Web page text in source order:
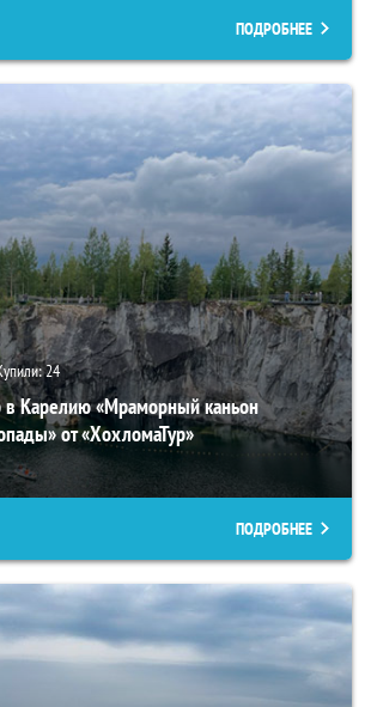
ПОДРОБНЕЕ
24
в Карелию «Мраморный каньон
от «ХохломаТур»
ПОДРОБНЕЕ